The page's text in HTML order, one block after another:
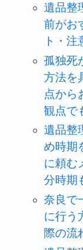
遺品整
前がお
ト・注
孤独死
方法を
点から
観点で
遺品整
め時期
に頼む
分時期
奈良で
に行う
際の流